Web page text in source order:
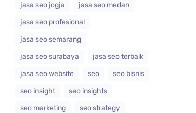
jasa seo jogja
jasa seo medan
jasa seo profesional
jasa seo semarang
jasa seo surabaya
jasa seo terbaik
jasa seo website
seo
seo bisnis
seo insight
seo insights
seo marketing
seo strategy